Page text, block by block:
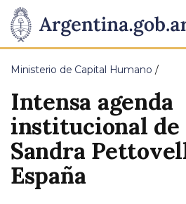
Presidencia
de
la
Nación
Pasar al contenido principal
Ministerio de Capital Humano
Intensa agenda
institucional
Sandra
España